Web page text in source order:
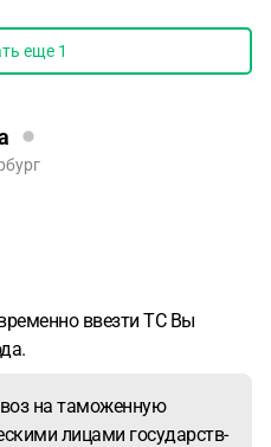
еще 1
ввезти ТС Вы
на таможенную
лицами государств-